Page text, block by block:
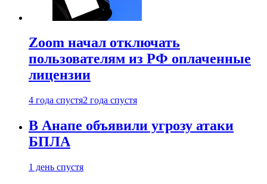
Zoom начал отключать
пользователям из РФ оплаченные
лицензии
4 года спустя2 года спустя
В Анапе объявили угрозу атаки
БПЛА
1 день спустя